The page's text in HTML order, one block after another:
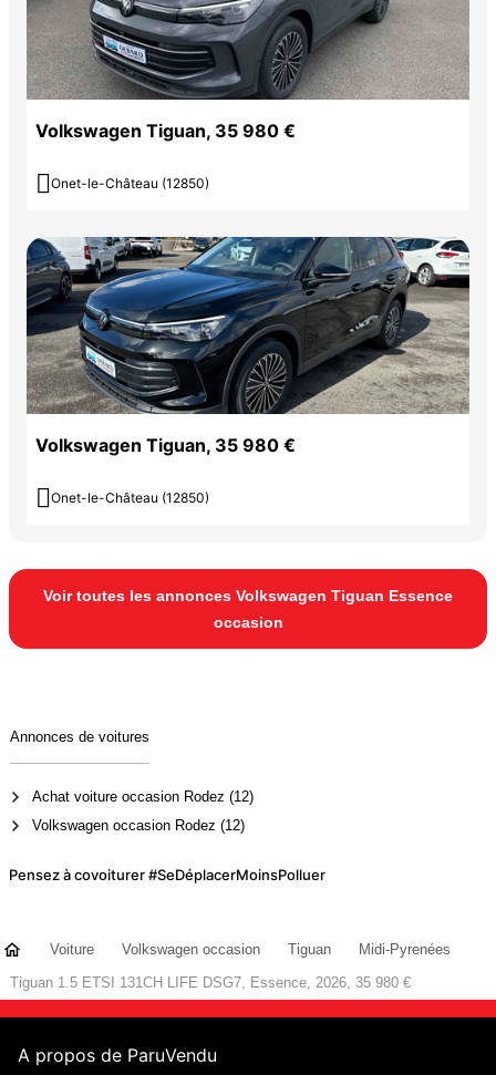
Volkswagen Tiguan, 35 980 €
 Onet-le-Château (12850)
Volkswagen Tiguan, 35 980 €
 Onet-le-Château (12850)
Voir toutes les annonces Volkswagen Tiguan Essence
occasion
Annonces de voitures
Achat voiture occasion Rodez (12)
Volkswagen occasion Rodez (12)
Pensez à covoiturer #SeDéplacerMoinsPolluer
Voiture Volkswagen occasion Tiguan
Midi-Pyrenées
Tiguan 1.5 ETSI 131CH LIFE DSG7, Essence, 2026, 35 980 €
A propos de ParuVendu